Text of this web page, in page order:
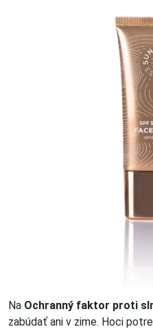
Na Ochranný faktor proti
zabúdať ani v zime. Hoci